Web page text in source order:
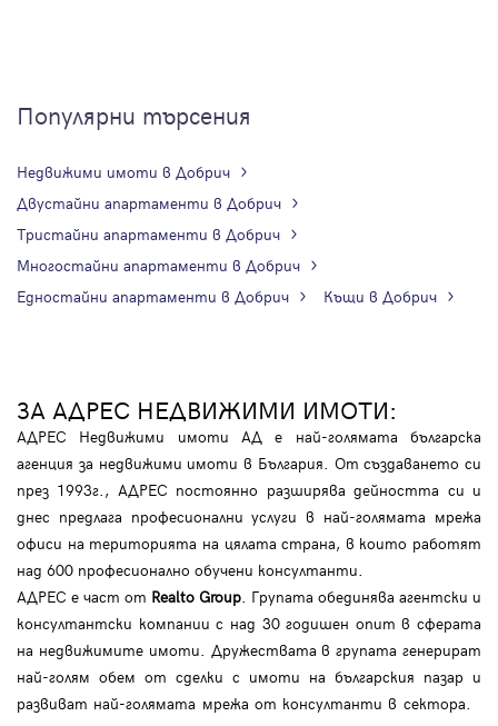
Популярни търсения
Недвижими имоти в Добрич
Двустайни апартаменти в Добрич
Тристайни апартаменти в Добрич
Многостайни апартаменти в Добрич
Едностайни апартаменти в Добрич
Къщи в Добрич
ЗА АДРЕС НЕДВИЖИМИ ИМОТИ:
АДРЕС Недвижими имоти АД е най-голямата българска
агенция за недвижими имоти в България. От създаването си
през 1993г., АДРЕС постоянно разширява дейността си и
днес предлага професионални услуги в най-голямата мрежа
офиси на територията на цялата страна, в които работят
над 600 професионално обучени консултанти.
АДРЕС е част от Realto Group . Групата обединява агентски и
консултантски компании с над 30 годишен опит в сферата
на недвижимите имоти. Дружествата в групата генерират
най-голям обем от сделки с имоти на българския пазар и
развиват най-голямата мрежа от консултанти в сектора.